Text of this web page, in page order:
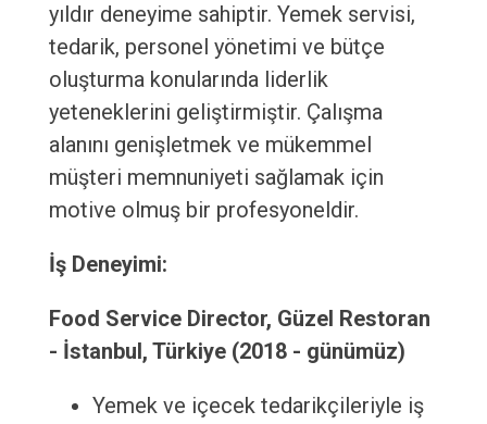
yıldır deneyime sahiptir. Yemek servisi,
tedarik, personel yönetimi ve bütçe
oluşturma konularında liderlik
yeteneklerini geliştirmiştir. Çalışma
alanını genişletmek ve mükemmel
müşteri memnuniyeti sağlamak için
motive olmuş bir profesyoneldir.
İş Deneyimi:
Food Service Director, Güzel Restoran
- İstanbul, Türkiye (2018 - günümüz)
Yemek ve içecek tedarikçileriyle iş